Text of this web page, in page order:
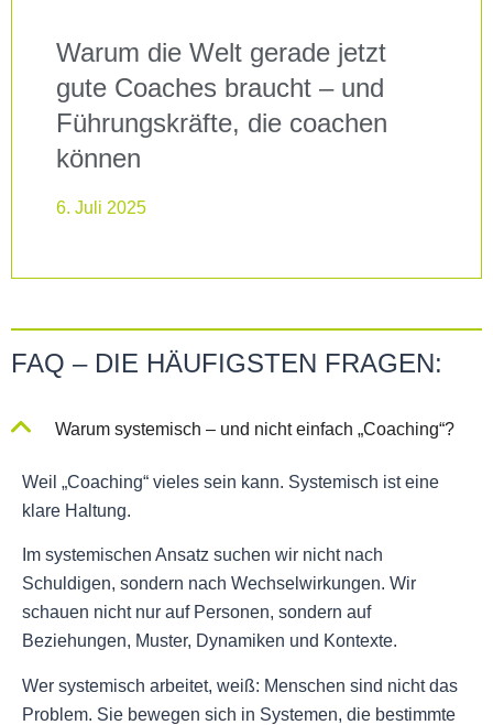
Warum die Welt gerade jetzt
gute Coaches braucht – und
Führungskräfte, die coachen
können
6. Juli 2025
FAQ – DIE HÄUFIGSTEN FRAGEN:
Warum systemisch – und nicht einfach „Coaching“?
Weil „Coaching“ vieles sein kann. Systemisch ist eine
klare Haltung.
Im systemischen Ansatz suchen wir nicht nach
Schuldigen, sondern nach Wechselwirkungen. Wir
schauen nicht nur auf Personen, sondern auf
Beziehungen, Muster, Dynamiken und Kontexte.
Wer systemisch arbeitet, weiß: Menschen sind nicht das
Problem. Sie bewegen sich in Systemen, die bestimmte